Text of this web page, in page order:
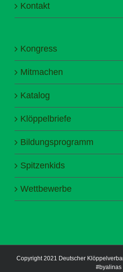
Kontakt
Kongress
Mitmachen
Katalog
Klöppelbriefe
Bildungsprogramm
Spitzenkids
Wettbewerbe
Copyright 2021 Deutscher
#byalinas